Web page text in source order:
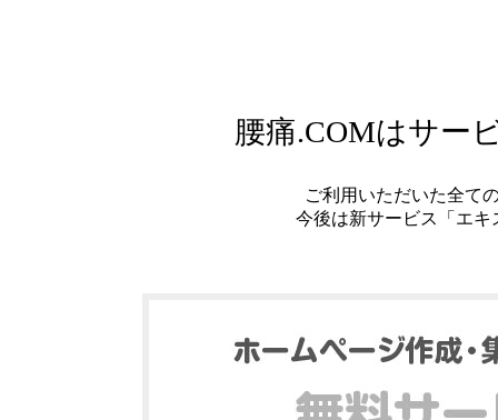
腰痛.COMはサー
ご利用いただいた全て
今後は新サービス「エ